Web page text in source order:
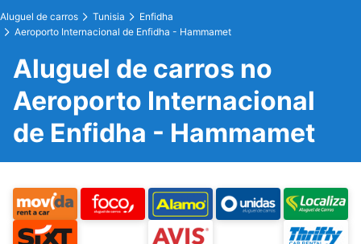
Aluguel de carros Tunisia
Enfidha
Aeroporto Internacional de Enfidha - Hammamet
Aluguel de carros no
Aeroporto Internacional
de Enfidha - Hammamet